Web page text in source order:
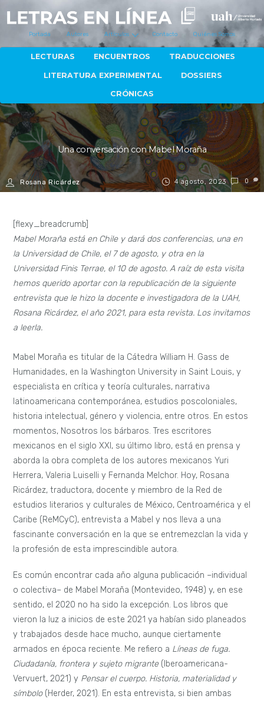
Portada Autores Artículos Contacto Quiénes Somos
LECTURAS ENCUENTROS TRADUCCIONES
LITERATURA EXPERIMENTAL DOSSIERS
CRÓNICAS
4 agosto, 2023
Una conversación con Mabel Moraña
Rosana Ricárdez 0
[flexy_breadcrumb]
Mabel Moraña está en Chile y dará dos conferencias, una en
la Universidad de Chile, el 7 de agosto, y otra en la
Universidad Finis Terrae, el 10 de agosto. A raíz de esta visita
hemos querido aportar con la republicación de la siguiente
entrevista que le hizo la docente e investigadora de la UAH,
Rosana Ricárdez, el año 2021, para esta revista. Los invitamos
a leerla.
Mabel Moraña es titular de la Cátedra William H. Gass de
Humanidades, en la Washington University in Saint Louis, y
especialista en crítica y teoría culturales, narrativa
latinoamericana contemporánea, estudios poscoloniales,
historia intelectual, género y violencia, entre otros. En estos
momentos, Nosotros los bárbaros. Tres escritores
mexicanos en el siglo XXI, su último libro, está en prensa y
aborda la obra completa de los autores mexicanos Yuri
Herrera, Valeria Luiselli y Fernanda Melchor. Hoy, Rosana
Ricárdez, traductora, docente y miembro de la Red de
estudios literarios y culturales de México, Centroamérica y el
Caribe (ReMCyC), entrevista a Mabel y nos lleva a una
fascinante conversación en la que se entremezclan la vida y
la profesión de esta imprescindible autora.
Es común encontrar cada año alguna publicación –individual
o colectiva– de Mabel Moraña (Montevideo, 1948) y, en ese
sentido, el 2020 no ha sido la excepción. Los libros que
vieron la luz a inicios de este 2021 ya habían sido planeados
y trabajados desde hace mucho, aunque ciertamente
armados en época reciente. Me refiero a Líneas de fuga.
Ciudadanía, frontera y sujeto migrante(Iberoamericana-
Vervuert, 2021) y Pensar el cuerpo. Historia, materialidad y
símbolo(Herder, 2021). En esta entrevista, si bien ambas